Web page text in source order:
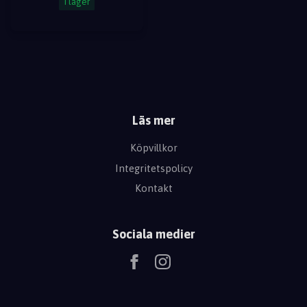
Läs mer
Köpvillkor
Integritetspolicy
Kontakt
Sociala medier